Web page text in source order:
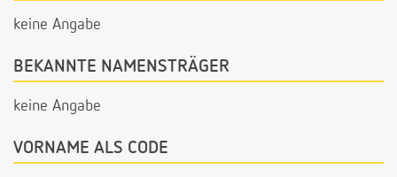
keine Angabe
BEKANNTE NAMENSTRÄGER
keine Angabe
VORNAME ALS CODE